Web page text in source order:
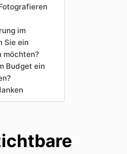
im
Sie ein
möchten?
Budget ein